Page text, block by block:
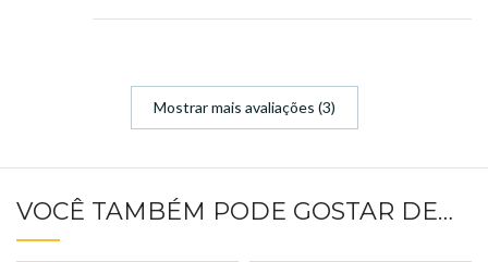
Mostrar mais avaliações (3)
VOCÊ TAMBÉM PODE GOSTAR DE…